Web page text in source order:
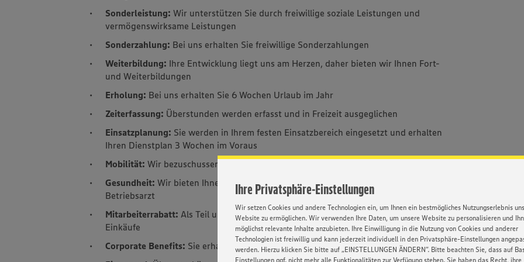
Ihre Privatsphäre-Einstellungen
Wir setzen Cookies und andere Technologien ein, um Ihnen ein bestmögliches Nutzungserlebnis
Website zu ermöglichen. Wir verwenden Ihre Daten, um unsere Website zu personalisieren und
möglichst relevante Inhalte anzubieten. Ihre Einwilligung in die Nutzung von Cookies und anderer
Technologien ist freiwillig und kann jederzeit individuell in den Privatsphäre-Einstellungen
werden. Hierzu klicken Sie bitte auf „EINSTELLUNGEN ÄNDERN”. Bitte beachten Sie, dass auf
Einstellungen ggf. nicht mehr alle Funktionalitäten zur Verfügung stehen. Sie haben das Recht, ihre
Sonderleistung: Wir unterstützen Sie durch freiwillige soziale Leistungen und
vermögenswirksame Leistungen
Sonderzahlung: Bei uns erhalten Sie freiwillige Sonderzahlungen
Weiterbildung: Ihre Entwicklung liegt uns am Herzen, daher bieten wir Ihnen Fort-
und Weiterbildungen
Erholung: Bei uns erhalten Sie 6 Wochen Urlaub im Jahr
Zeiterfassung: Überstunden werden erfasst und in Freizeit ausgeglichen
Einsatzplanung: Sie werden in Ihrem festen Einsatzbereich eingesetzt und erhalten
Ihren Dienstplan 3 Wochen im Voraus
Mobilität:Wir bezuschussen Ihr Jobticket
Gesundheit: Wir bieten Ihnen Impftermine und Beratungen durch unseren
Betriebsarzt
Mitarbeiterrabatt: Als Teil unseres Teams erhalten Sie Mitarbeiterrabatt auf Ihre
Einkäufe
Corporate Benefits: Sie erhalten Rabatte bei unseren Partnerunternehmen